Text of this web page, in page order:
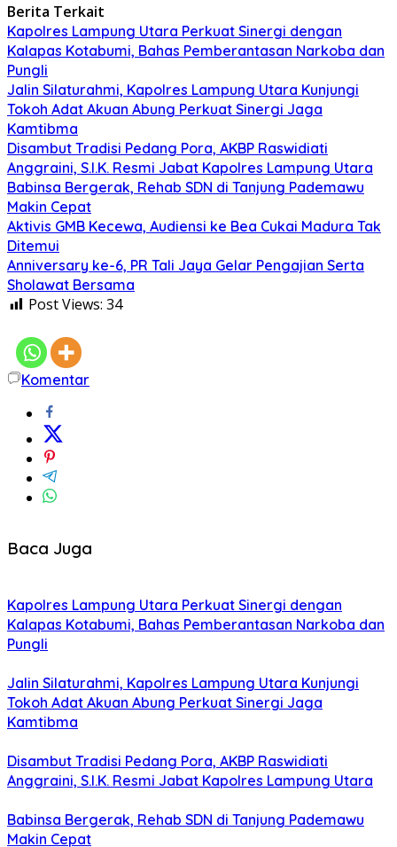
Berita Terkait
Kapolres Lampung Utara Perkuat Sinergi dengan
Kalapas Kotabumi, Bahas Pemberantasan Narkoba dan
Pungli
Jalin Silaturahmi, Kapolres Lampung Utara Kunjungi
Tokoh Adat Akuan Abung Perkuat Sinergi Jaga
Kamtibma
Disambut Tradisi Pedang Pora, AKBP Raswidiati
Anggraini, S.I.K. Resmi Jabat Kapolres Lampung Utara
Babinsa Bergerak, Rehab SDN di Tanjung Pademawu
Makin Cepat
Aktivis GMB Kecewa, Audiensi ke Bea Cukai Madura Tak
Ditemui
Anniversary ke-6, PR Tali Jaya Gelar Pengajian Serta
Sholawat Bersama
Post Views: 34
Komentar
Baca Juga
Kapolres Lampung Utara Perkuat Sinergi dengan
Kalapas Kotabumi, Bahas Pemberantasan Narkoba dan
Pungli
Jalin Silaturahmi, Kapolres Lampung Utara Kunjungi
Tokoh Adat Akuan Abung Perkuat Sinergi Jaga
Kamtibma
Disambut Tradisi Pedang Pora, AKBP Raswidiati
Anggraini, S.I.K. Resmi Jabat Kapolres Lampung Utara
Babinsa Bergerak, Rehab SDN di Tanjung Pademawu
Makin Cepat